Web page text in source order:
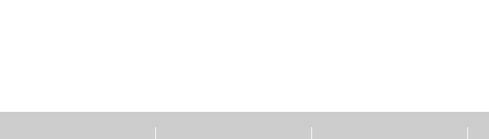
如图所示为2001和2002的实时测距情况，这个图片是我们测
距终端配置软件的显示界面，通过软件我们可以直观的看到